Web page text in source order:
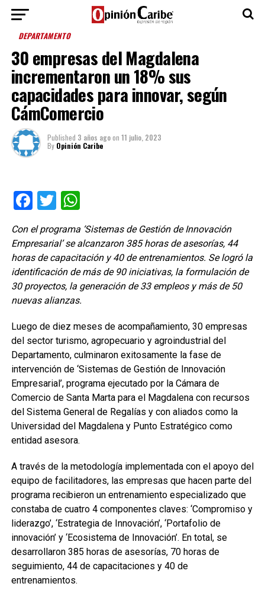
DEPARTAMENTO
30 empresas del Magdalena
incrementaron un 18% sus
capacidades para innovar, según
CámComercio
Published 3 años agoon 11 julio, 2023
By Opinión Caribe
Facebook
TwitterWhatsApp
Con el programa ‘Sistemas de Gestión de Innovación
Empresarial’ se alcanzaron 385 horas de asesorías, 44
horas de capacitación y 40 de entrenamientos. Se logró la
identificación de más de 90 iniciativas, la formulación de
30 proyectos, la generación de 33 empleos y más de 50
nuevas alianzas.
Luego de diez meses de acompañamiento, 30 empresas
del sector turismo, agropecuario y agroindustrial del
Departamento, culminaron exitosamente la fase de
intervención de ‘Sistemas de Gestión de Innovación
Empresarial’, programa ejecutado por la Cámara de
Comercio de Santa Marta para el Magdalena con recursos
del Sistema General de Regalías y con aliados como la
Universidad del Magdalena y Punto Estratégico como
entidad asesora.
A través de la metodología implementada con el apoyo del
equipo de facilitadores, las empresas que hacen parte del
programa recibieron un entrenamiento especializado que
constaba de cuatro 4 componentes claves: ‘Compromiso y
liderazgo’, ‘Estrategia de Innovación’, ‘Portafolio de
innovación’ y ‘Ecosistema de Innovación’. En total, se
desarrollaron 385 horas de asesorías, 70 horas de
seguimiento, 44 de capacitaciones y 40 de
entrenamientos.